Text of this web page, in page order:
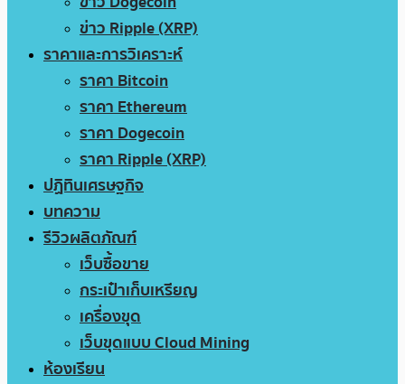
ข่าว Ripple (XRP)
ราคาและการวิเคราะห์
ราคา Bitcoin
ราคา Ethereum
ราคา Dogecoin
ราคา Ripple (XRP)
ปฏิทินเศรษฐกิจ
บทความ
รีวิวผลิตภัณฑ์
เว็บซื้อขาย
กระเป๋าเก็บเหรียญ
เครื่องขุด
เว็บขุดแบบ Cloud Mining
ห้องเรียน